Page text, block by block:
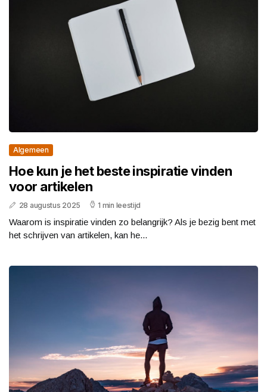
Algemeen
Hoe kun je het beste inspiratie vinden
voor artikelen
28 augustus 2025 1 min leestijd
Waarom is inspiratie vinden zo belangrijk? Als je bezig bent met
het schrijven van artikelen, kan he...